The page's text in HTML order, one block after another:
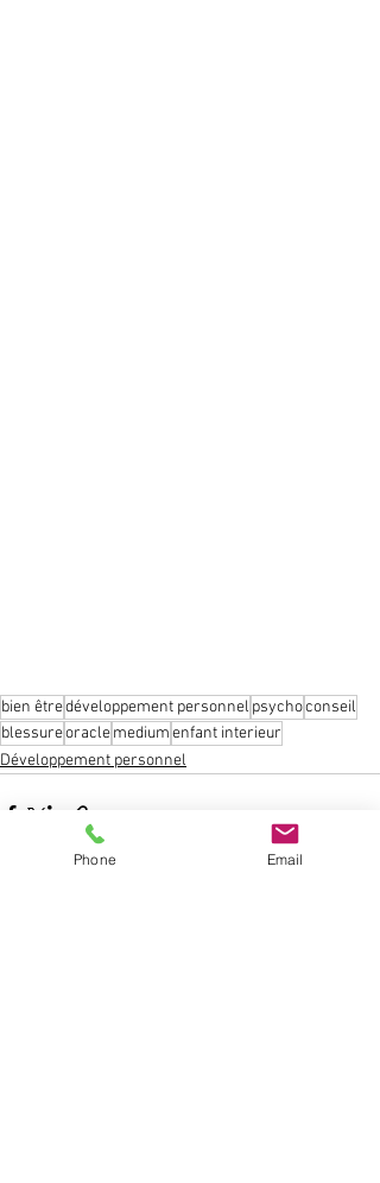
bien êtredéveloppement personnel psychoconseil
blessureoraclemediumenfant interieur
Développement personnel
Phone Email